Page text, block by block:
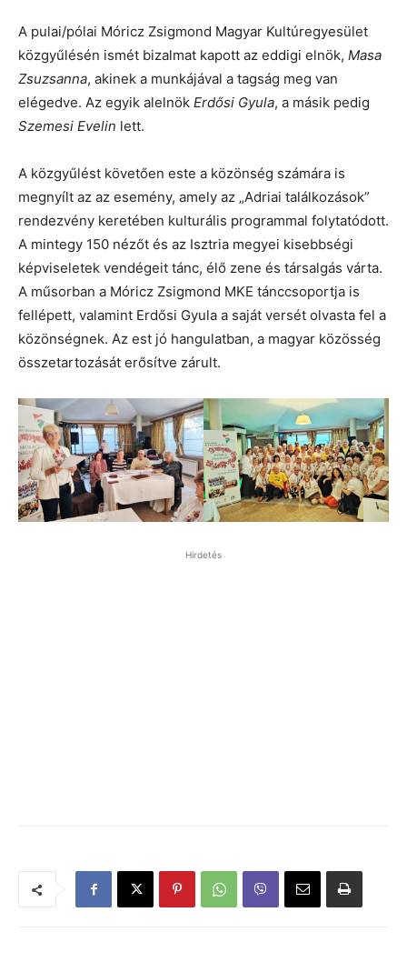
A pulai/pólai Móricz Zsigmond Magyar Kultúregyesület
közgyűlésén ismét bizalmat kapott az eddigi elnök, Masa
Zsuzsanna, akinek a munkájával a tagság meg van
elégedve. Az egyik alelnök Erdősi Gyula, a másik pedig
Szemesi Evelin lett.
A közgyűlést követően este a közönség számára is
megnyílt az az esemény, amely az „Adriai találkozások”
rendezvény keretében kulturális programmal folytatódott.
A mintegy 150 nézőt és az Isztria megyei kisebbségi
képviseletek vendégeit tánc, élő zene és társalgás várta.
A műsorban a Móricz Zsigmond MKE tánccsoportja is
fellépett, valamint Erdősi Gyula a saját versét olvasta fel a
közönségnek. Az est jó hangulatban, a magyar közösség
összetartozását erősítve zárult.
Hirdetés